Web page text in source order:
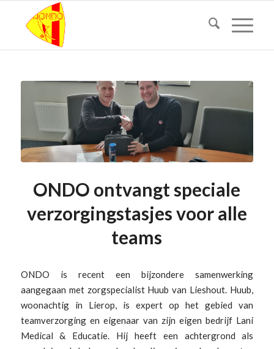
ONDO ontvangt speciale
verzorgingstasjes voor alle
teams
ONDO is recent een bijzondere samenwerking
aangegaan met zorgspecialist Huub van Lieshout. Huub,
woonachtig in Lierop, is expert op het gebied van
teamverzorging en eigenaar van zijn eigen bedrijf Lani
Medical & Educatie. Hij heeft een achtergrond als